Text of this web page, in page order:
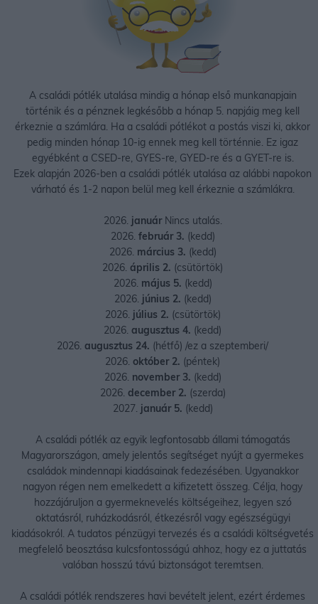
A családi pótlék utalása mindig a hónap első munkanapjain
történik és a pénznek legkésőbb a hónap 5. napjáig meg kell
érkeznie a számlára. Ha a családi pótlékot a postás viszi ki, akkor
pedig minden hónap 10-ig ennek meg kell történnie. Ez igaz
egyébként a CSED-re, GYES-re, GYED-re és a GYET-re is.
Ezek alapján 2026-ben a családi pótlék utalása az alábbi napokon
várható és 1-2 napon belül meg kell érkeznie a számlákra.
2026. januárNincs utalás.
2026. február 3. (kedd)
2026. március 3. (kedd)
2026. április 2. (csütörtök)
2026. május 5. (kedd)
2026. június 2. (kedd)
2026. július 2. (csütörtök)
2026. augusztus 4. (kedd)
2026. augusztus 24. (hétfő) /ez a szeptemberi/
2026. október 2. (péntek)
2026. november 3. (kedd)
2026. december 2. (szerda)
2027. január 5. (kedd)
A családi pótlék az egyik legfontosabb állami támogatás
Magyarországon, amely jelentős segítséget nyújt a gyermekes
családok mindennapi kiadásainak fedezésében. Ugyanakkor
nagyon régen nem emelkedett a kifizetett összeg. Célja, hogy
hozzájáruljon a gyermeknevelés költségeihez, legyen szó
oktatásról, ruházkodásról, étkezésről vagy egészségügyi
kiadásokról. A tudatos pénzügyi tervezés és a családi költségvetés
megfelelő beosztása kulcsfontosságú ahhoz, hogy ez a juttatás
valóban hosszú távú biztonságot teremtsen.
A családi pótlék rendszeres havi bevételt jelent, ezért érdemes